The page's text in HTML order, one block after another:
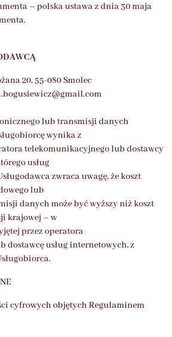
– polska ustawa z dnia 30 maja
20, 55-080 Smolec
lub transmisji danych
wynika z
telekomunikacyjnego lub dostawcy
usług
zwraca uwagę, że koszt
lub
danych może być wyższy niż koszt
krajowej – w
przez operatora
dostawcę usług internetowych, z
cyfrowych objętych Regulaminem